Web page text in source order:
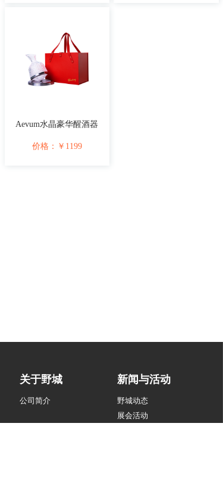
Aevum水晶豪华醒酒器
价格： ￥ 1199
公司简介
关于野城 新闻与活动
野城动态
展会活动